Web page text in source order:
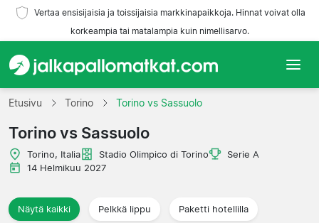
Vertaa ensisijaisia ja toissijaisia markkinapaikkoja. Hinnat voivat olla
korkeampia tai matalampia kuin nimellisarvo.
Etusivu
Joukkueet
Liigat
Matkatoimistoja
Etusivu Torino Torino vs Sassuolo
Torino vs Sassuolo
Torino, Italia Stadio Olimpico di Torino
Serie A
14 Helmikuu 2027
Näytä kaikki Pelkkä lippu Paketti hotellilla